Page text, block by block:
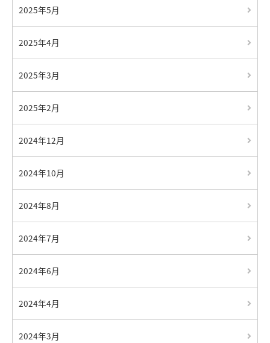
2025年5月
2025年4月
2025年3月
2025年2月
2024年12月
2024年10月
2024年8月
2024年7月
2024年6月
2024年4月
2024年3月